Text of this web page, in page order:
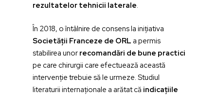
rezultatelor tehnicii laterale.
În 2018, o întâlnire de consens la inițiativa
Societății Franceze de ORL a permis
stabilirea unor recomandări de bune practici
pe care chirurgii care efectuează această
intervenție trebuie să le urmeze. Studiul
literaturii internaționale a arătat că indicațiile